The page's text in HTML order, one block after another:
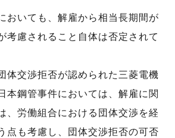
おいても、解雇から相当長期間が
考慮されること自体は否定されて
体交渉拒否が認められた三菱電機
本鋼管事件においては、解雇に関
、労働組合における団体交渉を経
点も考慮し、団体交渉拒否の可否